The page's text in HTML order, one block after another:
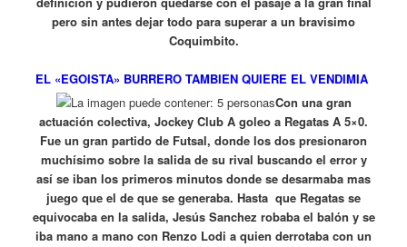
pero sin antes dejar todo para superar a un bravisimo
Coquimbito.
EL «EGOISTA» BURRERO TAMBIEN QUIERE EL VENDIMIA
Con una gran
actuación colectiva, Jockey Club A goleo a Regatas A 5×0.
Fue un gran partido de Futsal, donde los dos presionaron
muchísimo sobre la salida de su rival buscando el error y
así se iban los primeros minutos donde se desarmaba mas
juego que el de que se generaba. Hasta que Regatas se
equivocaba en la salida, Jesús Sanchez robaba el balón y se
iba mano a mano con Renzo Lodi a quien derrotaba con un